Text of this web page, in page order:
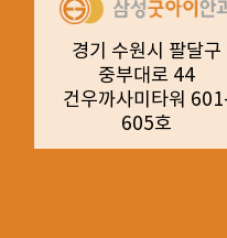
경기 수원시 팔달구
중부대로 44
건우까사미타워
605호